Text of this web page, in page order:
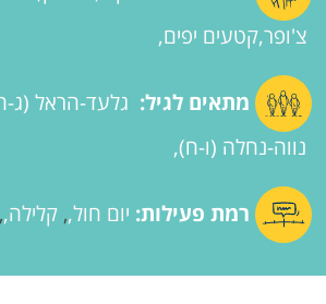
צ'ופרקטעים יפים
מתאים לגיל: גלעד-הראל (ג-
נווה-נחלה (ו-ח)
רמת פעילות: יום חול , קלילה ,